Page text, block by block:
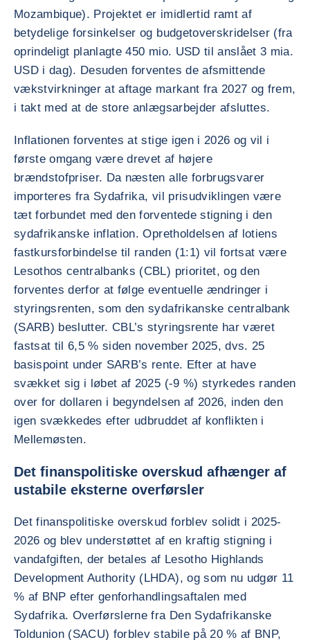
Mozambique). Projektet er imidlertid ramt af
betydelige forsinkelser og budgetoverskridelser (fra
oprindeligt planlagte 450 mio. USD til anslået 3 mia.
USD i dag). Desuden forventes de afsmittende
vækstvirkninger at aftage markant fra 2027 og frem,
i takt med at de store anlægsarbejder afsluttes.
Inflationen forventes at stige igen i 2026 og vil i
første omgang være drevet af højere
brændstofpriser. Da næsten alle forbrugsvarer
importeres fra Sydafrika, vil prisudviklingen være
tæt forbundet med den forventede stigning i den
sydafrikanske inflation. Opretholdelsen af lotiens
fastkursforbindelse til randen (1:1) vil fortsat være
Lesothos centralbanks (CBL) prioritet, og den
forventes derfor at følge eventuelle ændringer i
styringsrenten, som den sydafrikanske centralbank
(SARB) beslutter. CBL’s styringsrente har været
fastsat til 6,5 % siden november 2025, dvs. 25
basispoint under SARB’s rente. Efter at have
svækket sig i løbet af 2025 (-9 %) styrkedes randen
over for dollaren i begyndelsen af 2026, inden den
igen svækkedes efter udbruddet af konflikten i
Mellemøsten.
Det finanspolitiske overskud afhænger af
ustabile eksterne overførsler
Det finanspolitiske overskud forblev solidt i 2025-
2026 og blev understøttet af en kraftig stigning i
vandafgiften, der betales af Lesotho Highlands
Development Authority (LHDA), og som nu udgør 11
% af BNP efter genforhandlingsaftalen med
Sydafrika. Overførslerne fra Den Sydafrikanske
Toldunion (SACU) forblev stabile på 20 % af BNP,